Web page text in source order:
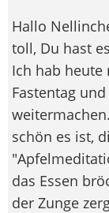
Hallo
toll, Du hast
Ich hab heute
Fastentag
schön es ist,
das Essen
der Zunge